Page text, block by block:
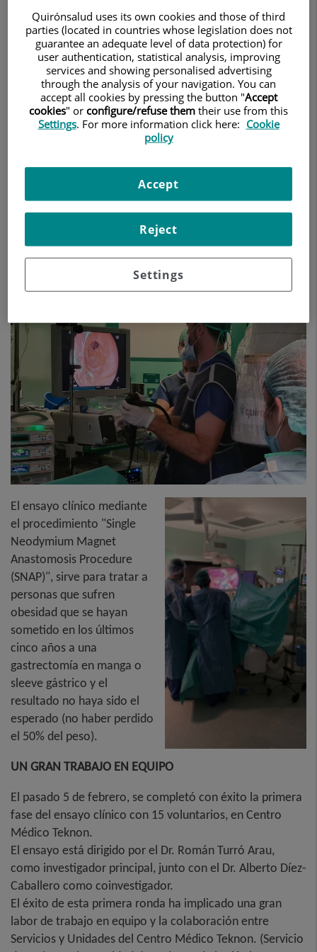
Procedure (SNAP)
El ensayo clínico mediante el
procedimiento "Single Neodymium
Magnet Anastomosis Procedure
(SNAP)", sirve para tratar a personas
que sufren obesidad que se hayan
sometido en los últimos cinco años a
una gastrectomía en manga o sleeve
gástrico y el resultado no haya sido el
esperado (no haber perdido el 50% del
peso).
El ensayo clínico mediante
el procedimiento "Single
Neodymium Magnet
Anastomosis Procedure
(SNAP)", sirve para tratar a
personas que sufren
obesidad que se hayan
sometido en los últimos
cinco años a una
gastrectomía en manga o
sleeve gástrico y el
resultado no haya sido el
esperado (no haber perdido
el 50% del peso).
UN GRAN TRABAJO EN EQUIPO
El pasado 5 de febrero, se completó con éxito la primera
fase del ensayo clínico con 15 voluntarios, en Centro
Médico Teknon.
El ensayo está dirigido por el Dr. Román Turró Arau,
como investigador principal, junto con el Dr. Alberto Díez-
Caballero como coinvestigador.
El éxito de esta primera ronda ha implicado una gran
labor de trabajo en equipo y la colaboración entre
Servicios y Unidades del Centro Médico Teknon. (Servicio
Quirónsalud uses its own cookies and those of third
parties (located in countries whose legislation does not
guarantee an adequate level of data protection) for
user authentication, statistical analysis, improving
services and showing personalised advertising
through the analysis of your navigation. You can
accept all cookies by pressing the button "Accept
cookies" or configure/refuse them their use from this
Settings. For more information click here: Cookie
policy
Settings
Reject
Accept